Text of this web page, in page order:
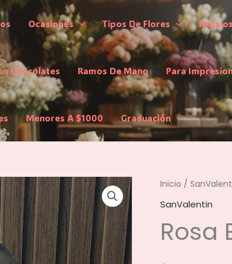
Ocasiones Tipos De Flores Regalos
Chocolates Ramos De Mano Para
Menores A $1000 Graduación
Inicio /
SanValentin
Rosa